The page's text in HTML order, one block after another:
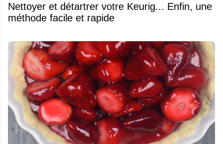
Nettoyer et détartrer votre Keurig... Enfin, une
méthode facile et rapide